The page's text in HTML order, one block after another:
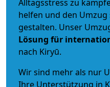
Alltagsstress zu
helfen und den
gestalten. Unser
Lösung für
nach Kiryū.
Wir sind mehr als nur
Ihre Unterstützung in